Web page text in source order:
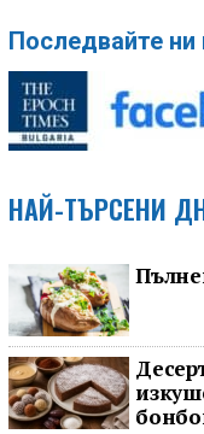
Последвайте
НАЙ-ТЪРСЕНИ